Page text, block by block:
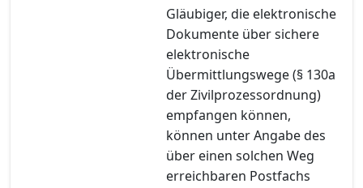
Gläubiger, die elektronische
Dokumente über sichere
elektronische
Übermittlungswege (§ 130a
der Zivilprozessordnung)
empfangen können,
können unter Angabe des
über einen solchen Weg
erreichbaren Postfachs